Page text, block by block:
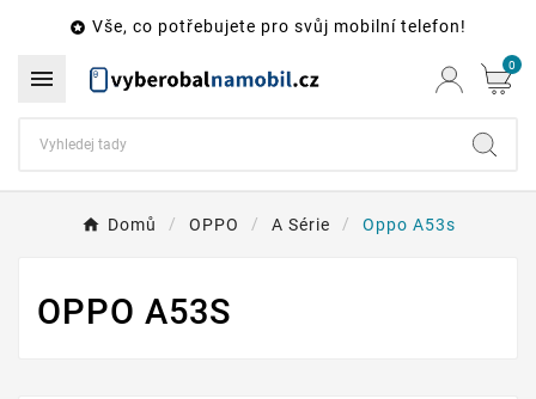
 Vše, co potřebujete pro svůj mobilní telefon!
 0
Domů OPPO A Série Oppo A53s
OPPO A53S